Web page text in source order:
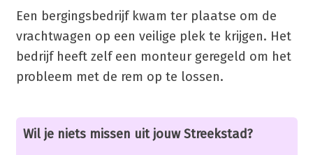
Een bergingsbedrijf kwam ter plaatse om de
vrachtwagen op een veilige plek te krijgen. Het
bedrijf heeft zelf een monteur geregeld om het
probleem met de rem op te lossen.
Wil je niets missen uit jouw Streekstad?